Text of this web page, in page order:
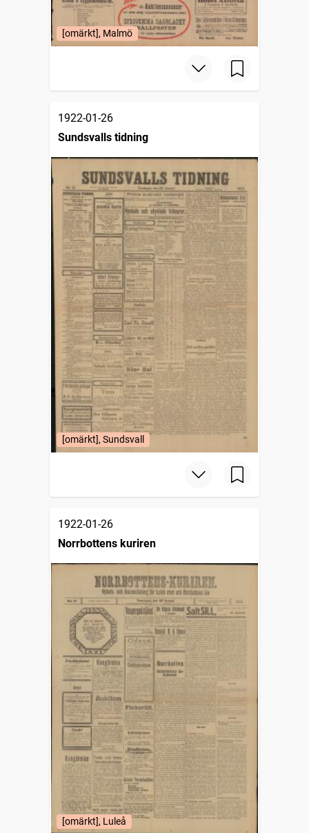
[omärkt], Malmö
1922-01-26
Sundsvalls tidning
[omärkt], Sundsvall
1922-01-26
Norrbottens kuriren
[omärkt], Luleå